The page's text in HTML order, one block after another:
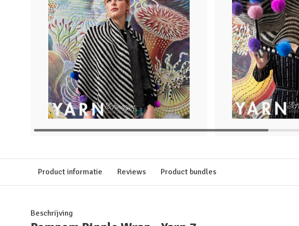
Product informatie Reviews Product bundles
Beschrijving